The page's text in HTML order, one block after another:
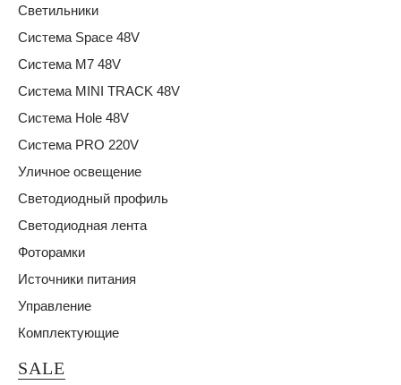
Светильники
Система Space 48V
Система M7 48V
Система MINI TRACK 48V
Система Hole 48V
Система PRO 220V
Уличное освещение
Светодиодный профиль
Светодиодная лента
Фоторамки
Источники питания
Управление
Комплектующие
SALE